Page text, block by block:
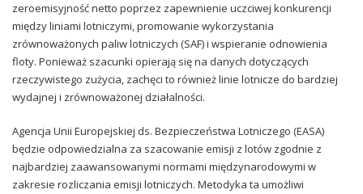
zeroemisyjność netto poprzez zapewnienie uczciwej konkurencji
między liniami lotniczymi, promowanie wykorzystania
zrównoważonych paliw lotniczych (SAF) i wspieranie odnowienia
floty. Ponieważ szacunki opierają się na danych dotyczących
rzeczywistego zużycia, zachęci to również linie lotnicze do bardziej
wydajnej i zrównoważonej działalności.
Agencja Unii Europejskiej ds. Bezpieczeństwa Lotniczego (EASA)
będzie odpowiedzialna za szacowanie emisji z lotów zgodnie z
najbardziej zaawansowanymi normami międzynarodowymi w
zakresie rozliczania emisji lotniczych. Metodyka ta umożliwi